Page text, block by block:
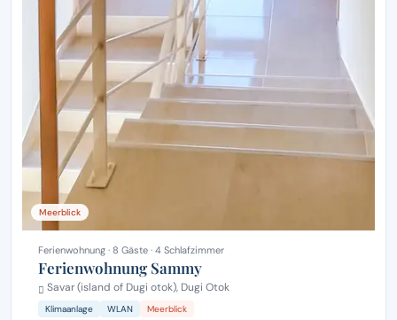
Meerblick
Ferienwohnung · 8 Gäste · 4 Schlafzimmer
Ferienwohnung Sammy
Savar (island of Dugi otok), Dugi Otok
Klimaanlage WLAN Meerblick